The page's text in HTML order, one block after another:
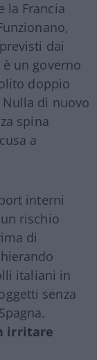
la Francia
dai
un governo
doppio
di nuovo
spina
a
interni
rischio
di
italiani in
senza
irritare